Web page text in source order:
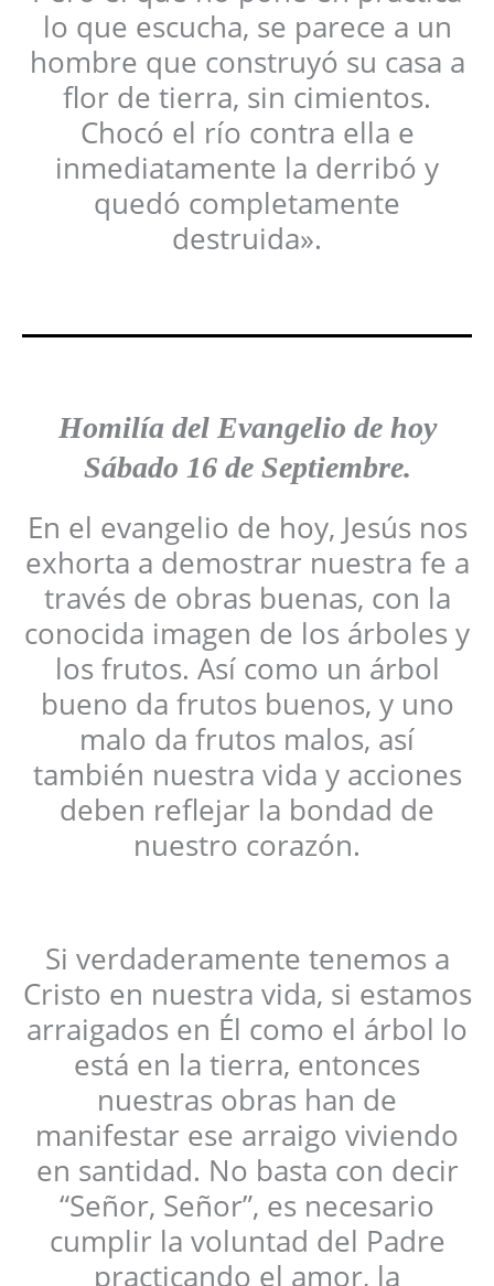
lo que escucha, se parece a un
hombre que construyó su casa a
flor de tierra, sin cimientos.
Chocó el río contra ella e
inmediatamente la derribó y
quedó completamente
destruida».
Homilía del Evangelio de hoy
Sábado 16 de Septiembre.
En el evangelio de hoy, Jesús nos
exhorta a demostrar nuestra fe a
través de obras buenas, con la
conocida imagen de los árboles y
los frutos. Así como un árbol
bueno da frutos buenos, y uno
malo da frutos malos, así
también nuestra vida y acciones
deben reflejar la bondad de
nuestro corazón.
Si verdaderamente tenemos a
Cristo en nuestra vida, si estamos
arraigados en Él como el árbol lo
está en la tierra, entonces
nuestras obras han de
manifestar ese arraigo viviendo
en santidad. No basta con decir
“Señor, Señor”, es necesario
cumplir la voluntad del Padre
practicando el amor, la